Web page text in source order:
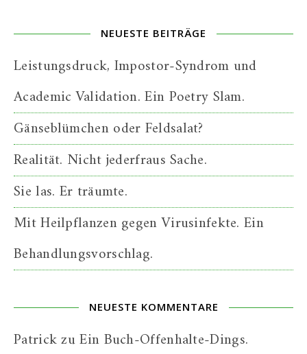
NEUESTE BEITRÄGE
Leistungsdruck, Impostor-Syndrom und
Academic Validation. Ein Poetry Slam.
Gänseblümchen oder Feldsalat?
Realität. Nicht jederfraus Sache.
Sie las. Er träumte.
Mit Heilpflanzen gegen Virusinfekte. Ein
Behandlungsvorschlag.
NEUESTE KOMMENTARE
PatrickzuEin Buch-Offenhalte-Dings.